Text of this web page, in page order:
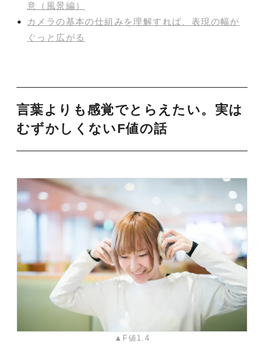
意（風景編）
カメラの基本の仕組みを理解すれば、表現の幅が
ぐっと広がる
言葉よりも感覚でとらえたい。実は
むずかしくないF値の話
▲F値1.4